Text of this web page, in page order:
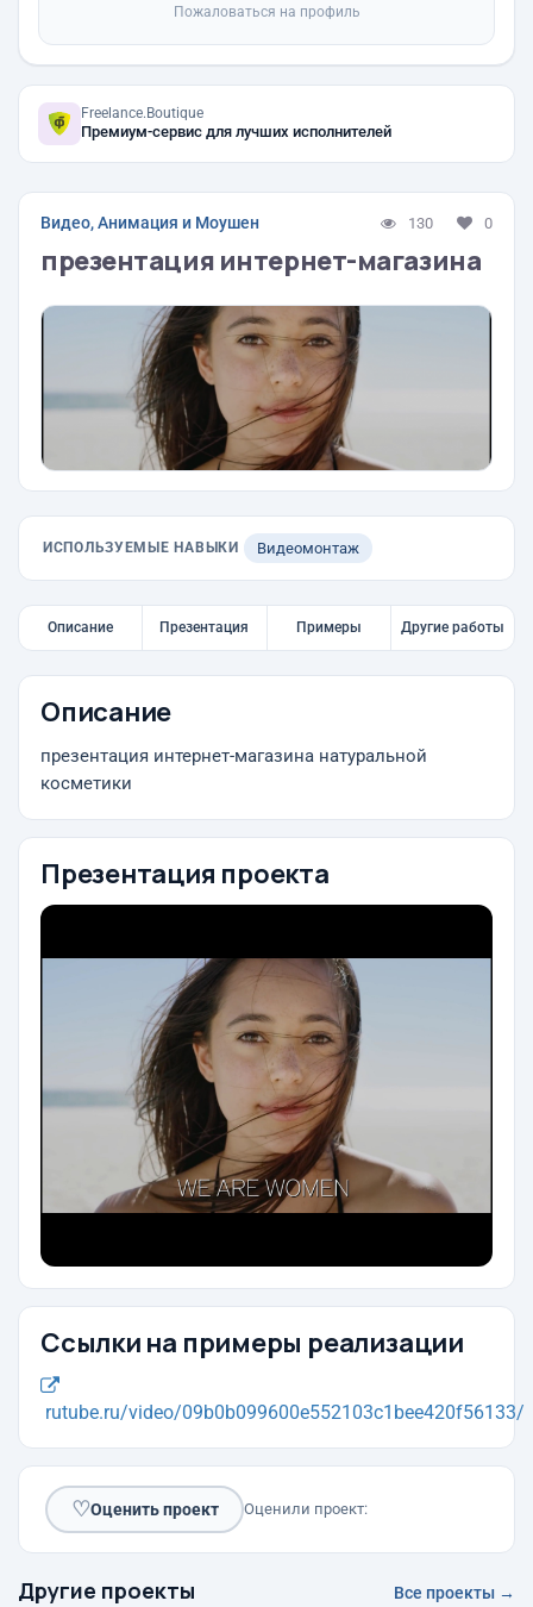
Пожаловаться на профиль
Freelance.Boutique
Премиум-сервис для лучших исполнителей
Видео, Анимация и Моушен 130 0
презентация интернет-магазина
ИСПОЛЬЗУЕМЫЕ НАВЫКИ Видеомонтаж
Описание Презентация Примеры Другие работы
Описание
презентация интернет-магазина натуральной
косметики
Презентация проекта
Ссылки на примеры реализации
rutube.ru/video/09b0b099600e552103c1bee420f56133/
♡Оценить проект Оценили проект:
Другие проекты Все проекты →